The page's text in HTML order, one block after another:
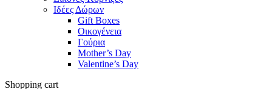
Ιδέες Δώρων
Gift Boxes
Οικογένεια
Γούρια
Mother’s Day
Valentine’s Day
Shopping cart